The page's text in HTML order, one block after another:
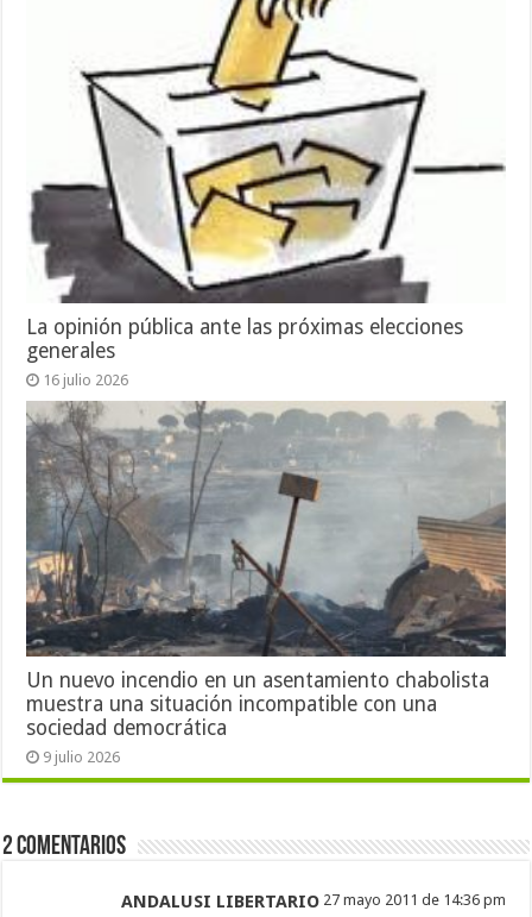
La opinión pública ante las próximas elecciones
generales
16 julio 2026
Un nuevo incendio en un asentamiento chabolista
muestra una situación incompatible con una
sociedad democrática
9 julio 2026
2 Comentarios
ANDALUSI LIBERTARIO 27 mayo 2011 de 14:36 pm